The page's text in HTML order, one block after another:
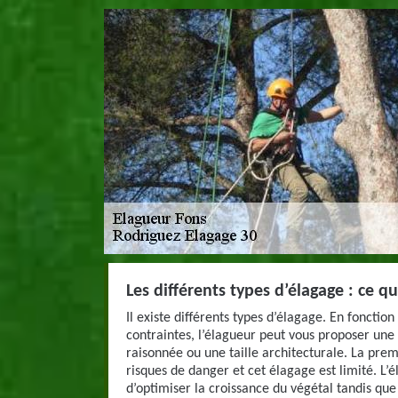
Les différents types d’élagage : ce
Il existe différents types d’élagage. En
contraintes, l’élagueur peut vous proposer
raisonnée ou une taille architecturale. La
risques de danger et cet élagage est limité.
d’optimiser la croissance du végétal tandis